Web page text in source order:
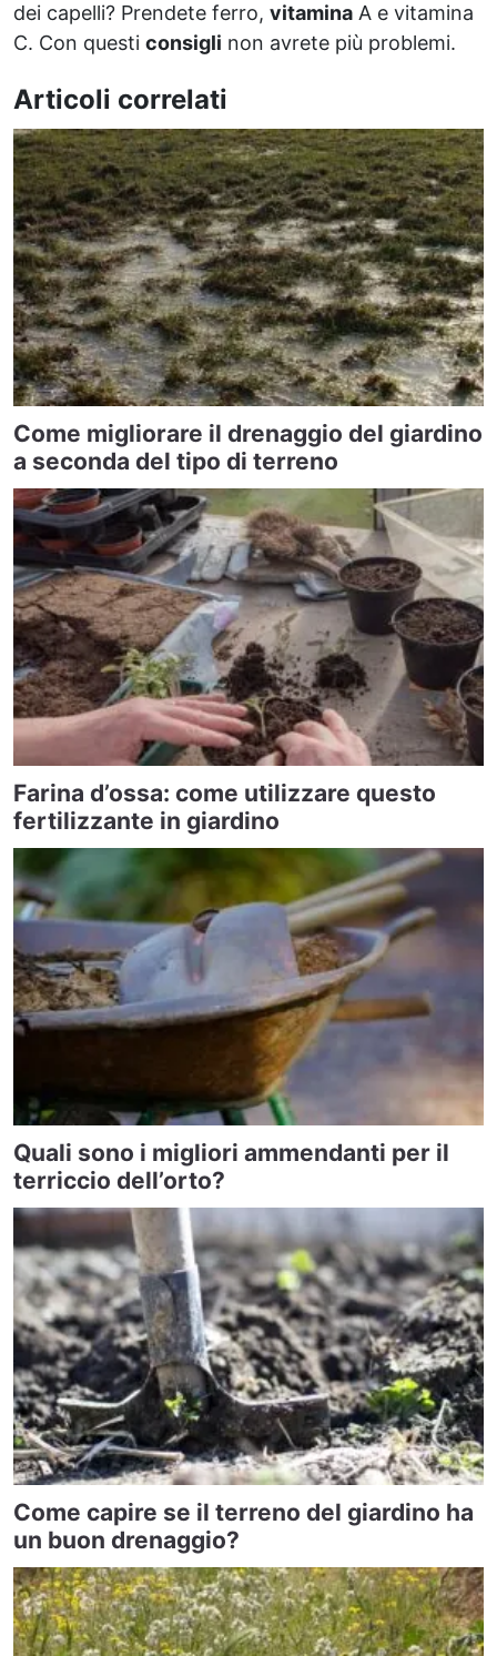
dei capelli? Prendete ferro, vitamina A e vitamina
C. Con questi consigli non avrete più problemi.
Articoli correlati
Come migliorare il drenaggio del giardino
a seconda del tipo di terreno
Farina d’ossa: come utilizzare questo
fertilizzante in giardino
Quali sono i migliori ammendanti per il
terriccio dell’orto?
Come capire se il terreno del giardino ha
un buon drenaggio?